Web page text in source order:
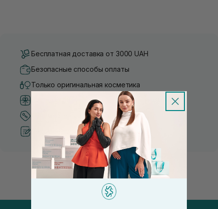
Бесплатная доставка от 3000 UAH
Безопасные способы оплаты
Только оригинальная косметика
Система бонусов и лояльности
Лучшие цены и топ товары
Рекомендации от косметологов